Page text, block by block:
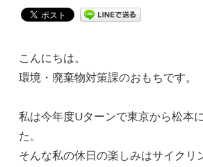
こんにちは。
環境・廃棄物対策課のおもちです。
私は今年度Uターンで東京から松本
た。
そんな私の休日の楽しみはサイクリ